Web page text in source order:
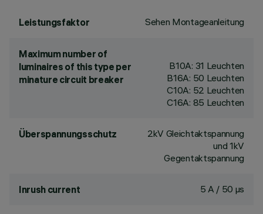
Leistungsfaktor Sehen Montageanleitung
Maximum number of
luminaires of this type per
minature circuit breaker
B10A: 31 Leuchten
B16A: 50 Leuchten
C10A: 52 Leuchten
C16A: 85 Leuchten
Überspannungsschutz
2kV Gleichtaktspannung
und 1kV
Gegentaktspannung
Inrush current 5 A / 50 µs